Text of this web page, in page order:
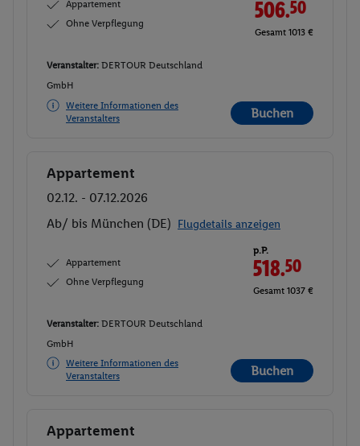
Appartement
Ohne Verpflegung
506.50
Gesamt 1013 €
Veranstalter: DERTOUR Deutschland
GmbH
Weitere Informationen des
Veranstalters
Buchen
Buchen
Appartement
02.12. - 07.12.2026
Ab/ bis München (DE) Flugdetails anzeigen
Appartement
Ohne Verpflegung
p.P.
518.50
Gesamt 1037 €
Veranstalter: DERTOUR Deutschland
GmbH
Weitere Informationen des
Veranstalters
Buchen
Buchen
Appartement